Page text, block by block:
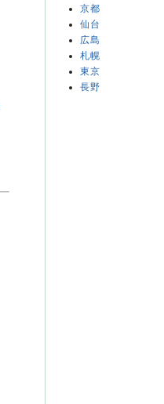
京都
仙台
広島
札幌
東京
長野